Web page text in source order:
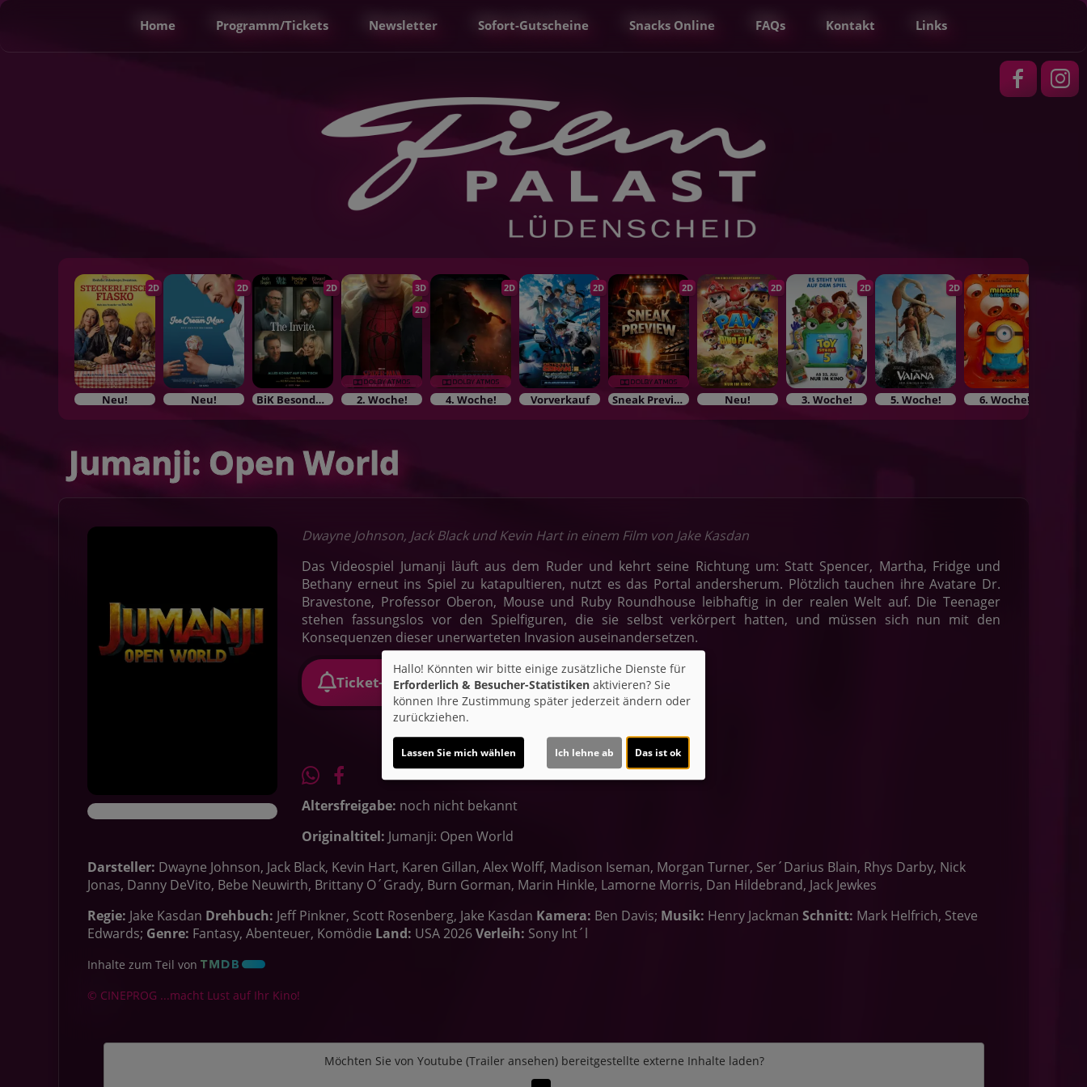
Home Programm/Tickets Newsletter Sofort-Gutscheine Snacks Online FAQs Kontakt Links
2D
Neu!
2D
Neu!
2D
BiK Besonderes im Kino
3D
2D
2. Woche!
2D
4. Woche!
2D
Vorverkauf
2D
Sneak Previews
2D
Neu!
2D
3. Woche!
2D
5. Woche! 6. Woche!
Jumanji: Open World
Dwayne Johnson, Jack Black und Kevin Hart in einem Film von Jake Kasdan
Das Videospiel Jumanji läuft aus dem Ruder und kehrt seine Richtung um: Statt Spencer, Martha, Fridge und
Bethany erneut ins Spiel zu katapultieren, nutzt es das Portal andersherum. Plötzlich tauchen ihre Avatare Dr.
Bravestone, Professor Oberon, Mouse und Ruby Roundhouse leibhaftig in der realen Welt auf. Die Teenager
stehen fassungslos vor den Spielfiguren, die sie selbst verkörpert hatten, und müssen sich nun mit den
Konsequenzen dieser unerwarteten Invasion auseinandersetzen.
Ticket-Alarm
Altersfreigabe: noch nicht bekannt
Originaltitel: Jumanji: Open World
Darsteller: Dwayne Johnson, Jack Black, Kevin Hart, Karen Gillan, Alex Wolff, Madison Iseman, Morgan Turner, Ser´Darius Blain, Rhys Darby, Nick
Jonas, Danny DeVito, Bebe Neuwirth, Brittany O´Grady, Burn Gorman, Marin Hinkle, Lamorne Morris, Dan Hildebrand, Jack Jewkes
Regie: Jake Kasdan Drehbuch: Jeff Pinkner, Scott Rosenberg, Jake Kasdan Kamera: Ben Davis; Musik: Henry Jackman Schnitt: Mark Helfrich, Steve
Edwards; Genre: Fantasy, Abenteuer, Komödie Land: USA 2026Verleih: Sony Int´l
Inhalte zum Teil von
© CINEPROG ...macht Lust auf Ihr Kino!
Möchten Sie von Youtube (Trailer ansehen)bereitgestellte externe Inhalte laden?
Hallo! Könnten wir bitte einige zusätzliche Dienste für
Erforderlich & Besucher-Statistiken aktivieren? Sie
können Ihre Zustimmung später jederzeit ändern oder
zurückziehen.
Lassen Sie mich wählen Ich lehne ab Das ist ok